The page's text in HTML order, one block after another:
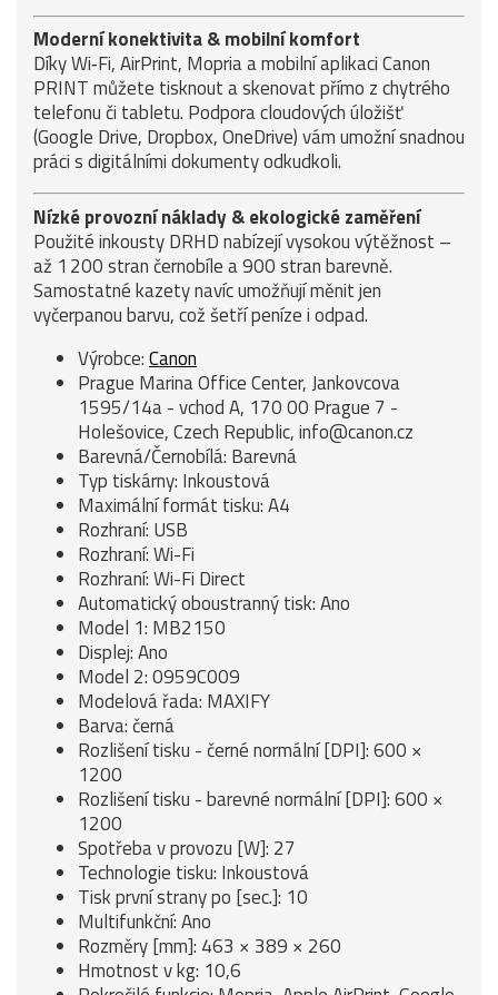
Moderní konektivita & mobilní komfort
Díky Wi‑Fi, AirPrint, Mopria a mobilní aplikaci Canon
PRINT můžete tisknout a skenovat přímo z chytrého
telefonu či tabletu. Podpora cloudových úložišť
(Google Drive, Dropbox, OneDrive) vám umožní snadnou
práci s digitálními dokumenty odkudkoli.
Nízké provozní náklady & ekologické zaměření
Použité inkousty DRHD nabízejí vysokou výtěžnost –
až 1 200 stran černobíle a 900 stran barevně.
Samostatné kazety navíc umožňují měnit jen
vyčerpanou barvu, což šetří peníze i odpad.
Výrobce:Canon
Prague Marina Office Center, Jankovcova
1595/14a - vchod A, 170 00 Prague 7 -
Holešovice, Czech Republic, info@canon.cz
Barevná/Černobílá: Barevná
Typ tiskárny: Inkoustová
Maximální formát tisku: A4
Rozhraní: USB
Rozhraní: Wi-Fi
Rozhraní: Wi-Fi Direct
Automatický oboustranný tisk: Ano
Model 1: MB2150
Displej: Ano
Model 2: 0959C009
Modelová řada: MAXIFY
Barva: černá
Rozlišení tisku - černé normální [DPI]: 600 ×
1200
Rozlišení tisku - barevné normální [DPI]: 600 ×
1200
Spotřeba v provozu [W]: 27
Technologie tisku: Inkoustová
Tisk první strany po [sec.]: 10
Multifunkční: Ano
Rozměry [mm]: 463 × 389 × 260
Hmotnost v kg: 10,6